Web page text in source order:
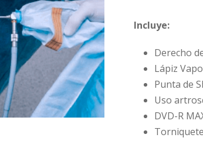
Incluye:
Derecho
Lápiz
Punta de
Uso
DVD-R